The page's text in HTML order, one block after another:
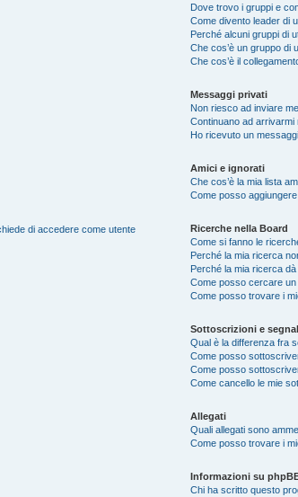
di accedere come utente
Dove trovo i gruppi e
Come divento leader di
Perché alcuni gruppi di
Che cos’è un gruppo di
Che cos’è il
Messaggi privati
Non riesco ad inviare
Continuano ad arrivarmi
Ho ricevuto un
Amici e ignorati
Che cos’è la mia lista
Come posso
Ricerche nella Board
Come si fanno le
Perché la mia ricerca
Perché la mia ricerca
Come posso cercare un
Come posso trovare i
Sottoscrizioni e
Qual è la differenza fra
Come posso
Come posso
Come cancello le mie
Allegati
Quali allegati sono
Come posso trovare i
Informazioni su
Chi ha scritto questo